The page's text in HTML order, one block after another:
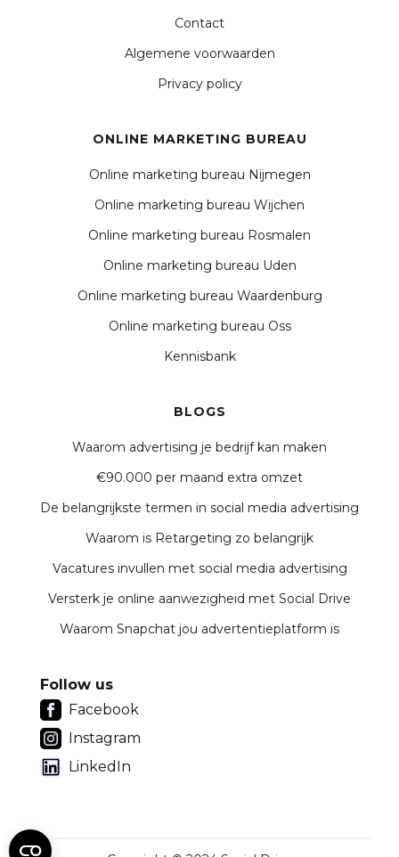
Contact
Algemene voorwaarden
Privacy policy
ONLINE MARKETING BUREAU
Online marketing bureau Nijmegen
Online marketing bureau Wijchen
Online marketing bureau Rosmalen
Online marketing bureau Uden
Online marketing bureau Waardenburg
Online marketing bureau Oss
Kennisbank
BLOGS
Waarom advertising je bedrijf kan maken
€90.000 per maand extra omzet
De belangrijkste termen in social media advertising
Waarom is Retargeting zo belangrijk
Vacatures invullen met social media advertising
Versterk je online aanwezigheid met Social Drive
Waarom Snapchat jou advertentieplatform is
Follow us
Facebook
Instagram
LinkedIn